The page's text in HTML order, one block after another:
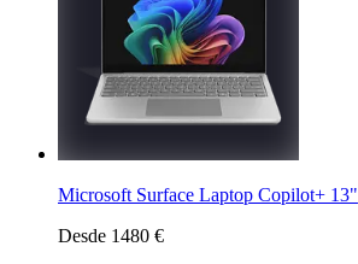
Microsoft Surface Laptop Copilot+ 13"
Desde 1480 €